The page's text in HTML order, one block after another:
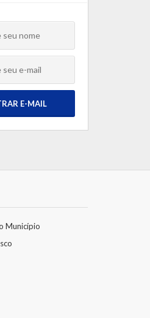
E-MAIL
Município